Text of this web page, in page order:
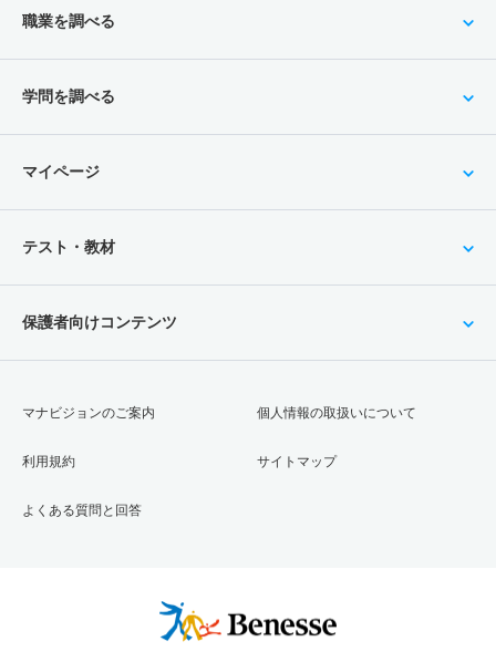
職業を調べる
学問を調べる
マイページ
テスト・教材
保護者向けコンテンツ
マナビジョンのご案内
利用規約
よくある質問と回答
個人情報の取扱いについて
サイトマップ